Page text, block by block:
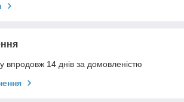
впродовж 14 днів за домовленістю